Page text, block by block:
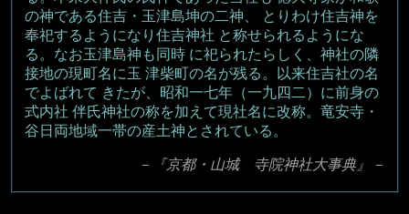
の神である住吉・玉津島坤の二神、 とりわけ住吉神を
奉祀するようになり住吉神社 と称せられるようにな
る。なお玉津島神も同時 に祀られたらしく、神社の隣
接地の現町名に玉 津柴町の名が残る。以来住吉社の名
でよばれて きたが、昭和一七年（一九四二）に前身の
式内社 伴氏神社の称を加えて現社名に改称。竜安寺・
谷日両地域一帯の産土神とされている。
－『京都・山城 寺院神社大事典』－